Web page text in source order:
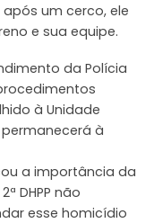
um cerco, ele
e sua equipe.
da Polícia
à Unidade
à
a importância da
DHPP não
esse homicídio